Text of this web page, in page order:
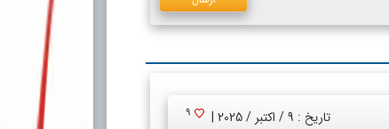
تاریخ : 9 / اکتبر / 2025 | 9